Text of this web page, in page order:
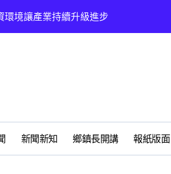
環境讓產業持續升級進步
新聞新知 鄉鎮長開講 報紙版面